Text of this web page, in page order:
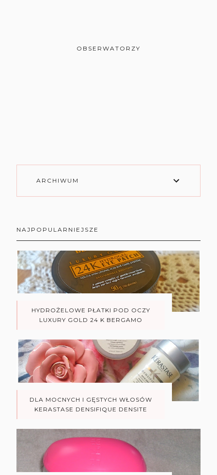
OBSERWATORZY
ARCHIWUM
NAJPOPULARNIEJSZE
HYDROŻELOWE PŁATKI POD OCZY
LUXURY GOLD 24 K BERGAMO
DLA MOCNYCH I GĘSTYCH WŁOSÓW
KERASTASE DENSIFIQUE DENSITE